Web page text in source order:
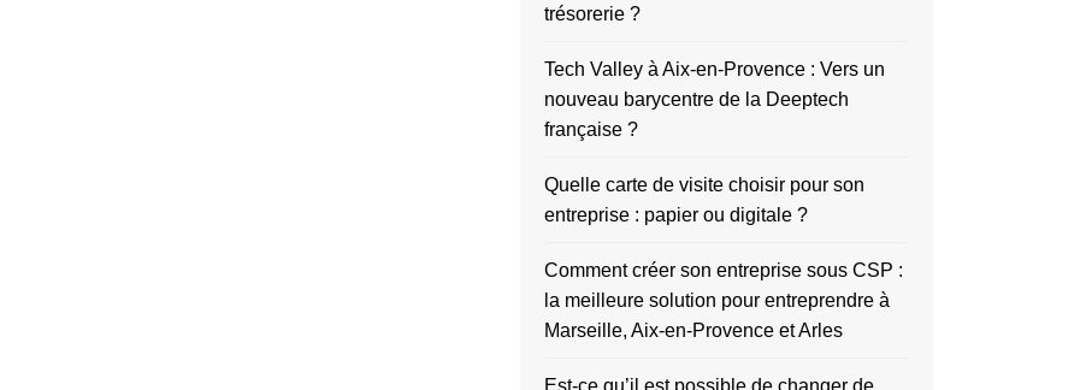
trésorerie ?
Tech Valley à Aix-en-Provence : Vers un
nouveau barycentre de la Deeptech
française ?
Quelle carte de visite choisir pour son
entreprise : papier ou digitale ?
Comment créer son entreprise sous CSP :
la meilleure solution pour entreprendre à
Marseille, Aix-en-Provence et Arles
Est-ce qu’il est possible de changer de